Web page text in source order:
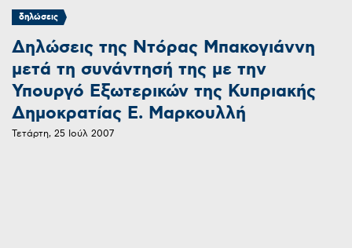
δηλώσεις
Δηλώσεις της Ντόρας Μπακογιάννη
μετά τη συνάντησή της με την
Υπουργό Εξωτερικών της Κυπριακής
Δημοκρατίας Ε. Μαρκουλλή
Τετάρτη, 25 Ιούλ 2007